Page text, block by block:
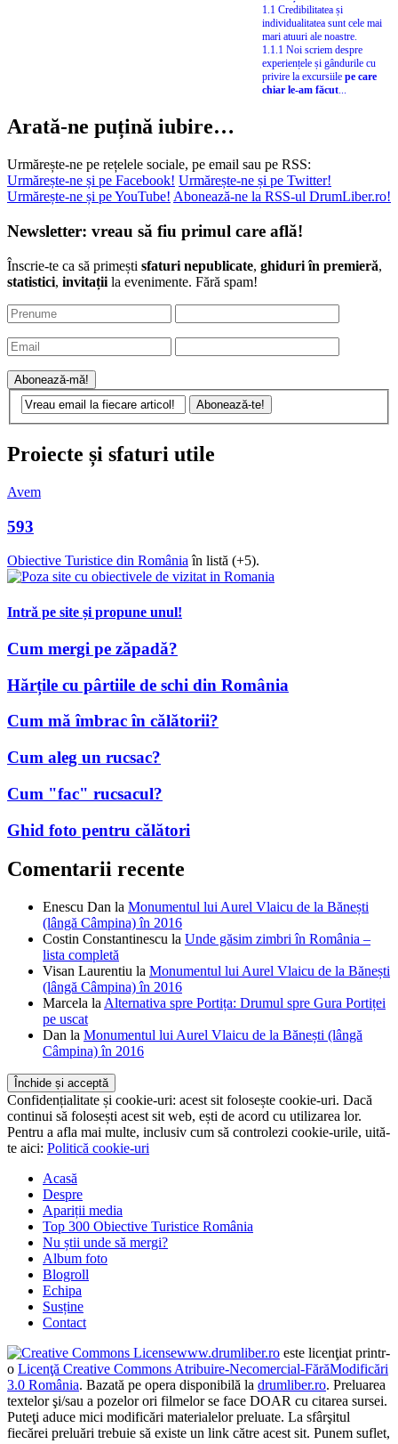
1. Conținutul
1.1 Credibilitatea și
individualitatea sunt cele mai
mari atuuri ale noastre.
1.1.1 Noi scriem despre
experiențele și gândurile cu
privire la excursiilepe care
Arată-ne puțină iubire…
Urmărește-ne pe rețelele sociale, pe email sau pe RSS:
Urmărește-ne și pe Facebook! Urmărește-ne și pe Twitter!
Newsletter: vreau să fiu primul care află!
Înscrie-te ca să primeștisfaturi nepublicate,
Proiecte și sfaturi utile
Obiective Turistice din Româniaîn listă (+5).
Hărțile cu pârtiile de schi din România
Ghid foto pentru călători
Enescu DanlaMonumentul lui Aurel Vlaicu de la Bănești
(lângă Câmpina) în 2016
Costin Constantinescu
lista completă
Visan Laurentiula Monumentul lui Aurel Vlaicu de la Bănești
(lângă Câmpina) în 2016
Marcela
pe uscat
DanlaMonumentul lui Aurel Vlaicu de la Bănești (lângă
Confidențialitate și cookie-uri: acest sit folosește cookie-uri. Dacă
continui să folosești acest sit web, ești de acord cu utilizarea lor.
Pentru a afla mai multe, inclusiv cum să controlezi cookie-urile, uită-
Acasă
Despre
Apariții media
Top 300 Obiective Turistice România
Nu știi unde să mergi?
Album foto
Blogroll
Echipa
Susține
www.drumliber.roeste licenţiat printr-
oLicenţă Creative Commons Atribuire-Necomercial-FărăModificări
3.0 România. Bazată pe opera disponibilă ladrumliber.ro. Preluarea
textelor şi/sau a pozelor ori filmelor se face DOAR cu citarea sursei.
Puteţi aduce mici modificări materialelor preluate. La sfârşitul